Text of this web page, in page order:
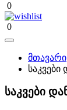
0
0
მთავარი
საკვები
საკვები